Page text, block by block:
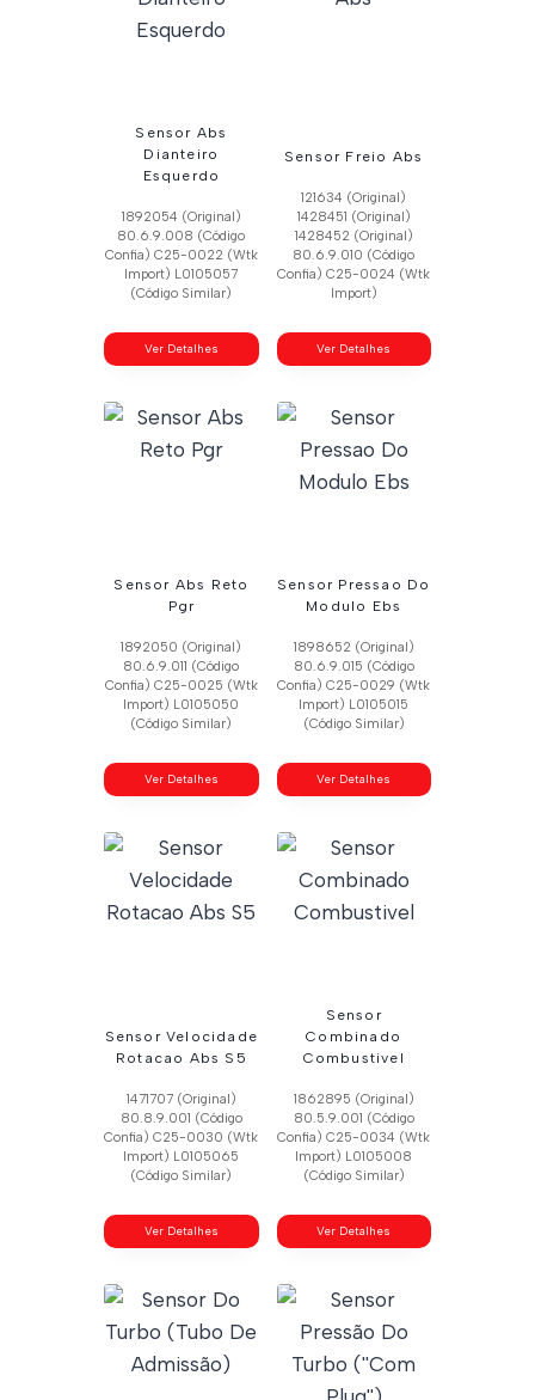
Sensor Abs
Dianteiro
Esquerdo
1892054 (Original)
80.6.9.008 (Código
Confia) C25-0022 (Wtk
Import) L0105057
(Código Similar)
Ver Detalhes
Sensor Freio Abs
121634 (Original)
1428451 (Original)
1428452 (Original)
80.6.9.010 (Código
Confia) C25-0024 (Wtk
Import)
Ver Detalhes
Sensor Abs Reto
Pgr
1892050 (Original)
80.6.9.011 (Código
Confia) C25-0025 (Wtk
Import) L0105050
(Código Similar)
Ver Detalhes
Sensor Pressao Do
Modulo Ebs
1898652 (Original)
80.6.9.015 (Código
Confia) C25-0029 (Wtk
Import) L0105015
(Código Similar)
Ver Detalhes
Sensor Velocidade
Rotacao Abs S5
1471707 (Original)
80.8.9.001 (Código
Confia) C25-0030 (Wtk
Import) L0105065
(Código Similar)
Ver Detalhes
Sensor
Combinado
Combustivel
1862895 (Original)
80.5.9.001 (Código
Confia) C25-0034 (Wtk
Import) L0105008
(Código Similar)
Ver Detalhes